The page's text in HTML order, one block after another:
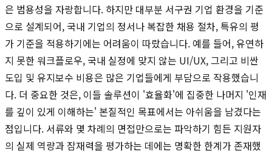
은 범용성을 자랑합니다. 하지만 대부분 서구권 기업 환경을 기준
으로 설계되어, 국내 기업의 정서나 복잡한 채용 절차, 특유의 평
가 기준을 적용하기에는 어려움이 따랐습니다. 예를 들어, 유연하
지 못한 워크플로우, 국내 실정에 맞지 않는 UI/UX, 그리고 비싼
도입 및 유지보수 비용은 많은 기업들에게 부담으로 작용했습니
다. 더 중요한 것은, 이들 솔루션이 '효율화'에 집중한 나머지 '인재
를 깊이 있게 이해하는' 본질적인 목표에서는 아쉬움을 남겼다는
점입니다. 서류와 몇 차례의 면접만으로는 파악하기 힘든 지원자
의 실제 역량과 잠재력을 평가하는 데에는 명확한 한계가 존재했